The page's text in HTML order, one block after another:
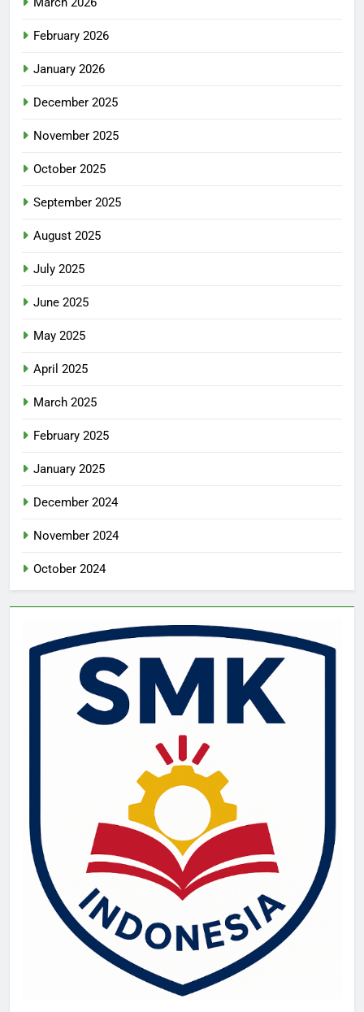
February 2026
January 2026
December 2025
November 2025
October 2025
September 2025
August 2025
July 2025
June 2025
May 2025
April 2025
March 2025
February 2025
January 2025
December 2024
November 2024
October 2024